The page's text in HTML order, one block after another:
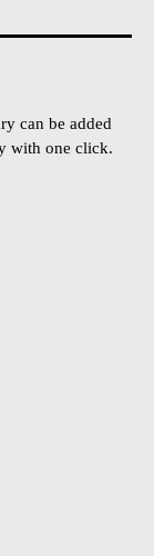
can be added
with one click.